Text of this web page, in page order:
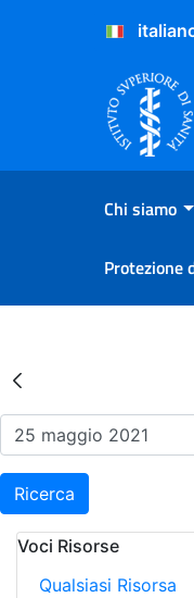
Salta al Contenuto
Salta al Footer
Chi siamo
Protezione
Risultati
Ricerca
Voci Risorse
Qualsiasi Risorsa